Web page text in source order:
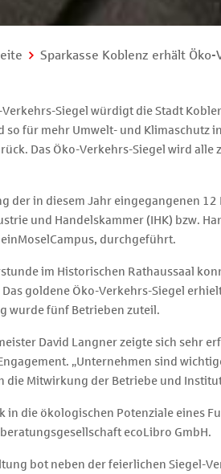
Sparkasse Koblenz erhält
Verkehrs-Siegel würdigt die Stadt
so für mehr Umwelt- und Klimaschutz
Das Öko-Verkehrs-Siegel wird alle
der in diesem Jahr eingegangenen
und Handelskammer (IHK) bzw.
durchgeführt.
im Historischen Rathaussaal
goldene Öko-Verkehrs-Siegel
wurde fünf Betrieben zuteil.
David Langner zeigte sich sehr
„Unternehmen sind
die Mitwirkung der Betriebe und
in die ökologischen Potenziale eines
ecoLibro GmbH.
bot neben der feierlichen Siegel-